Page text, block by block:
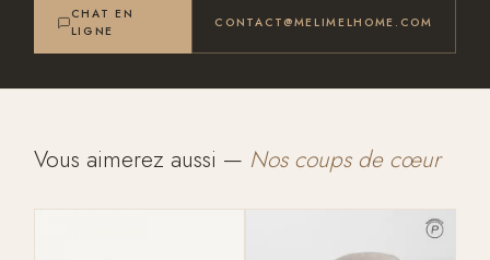
CHAT EN
LIGNE
CONTACT@MELIMELHOME.COM
Vous aimerez aussi — Nos coups de cœur